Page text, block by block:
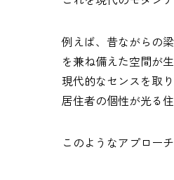
例えば、昔ながらの
を兼ね備えた空間が
現代的なセンスを取り
居住者の個性が光る
このようなアプロー